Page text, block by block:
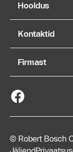
Hooldus
Kontaktid
Firmast
© Robert Bosch